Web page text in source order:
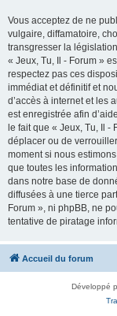
Vous acceptez de ne
vulgaire, diffamatoire,
transgresser la
« Jeux, Tu, Il - Forum »
respectez pas ces
immédiat et définitif et
d’accès à internet et les
est enregistrée afin
le fait que « Jeux, Tu, Il -
déplacer ou de
moment si nous
que toutes les
dans notre base de
diffusées à une tierce
Forum », ni phpBB, ne
tentative de piratage
Accueil du forum
Développé